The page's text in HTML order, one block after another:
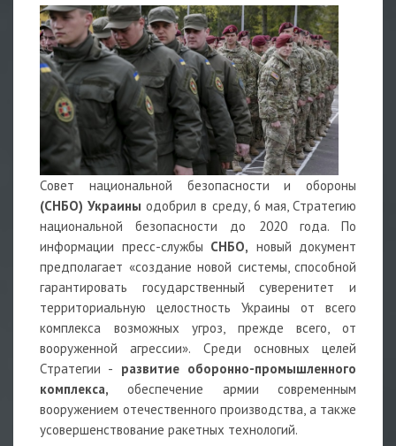
Совет национальной безопасности и обороны
(СНБО) Украины одобрил в среду, 6 мая, Стратегию
национальной безопасности до 2020 года. По
информации пресс-службы СНБО, новый документ
предполагает «создание новой системы, способной
гарантировать государственный суверенитет и
территориальную целостность Украины от всего
комплекса возможных угроз, прежде всего, от
вооруженной агрессии». Среди основных целей
Стратегии - развитие оборонно-промышленного
комплекса, обеспечение армии современным
вооружением отечественного производства, а также
усовершенствование ракетных технологий.